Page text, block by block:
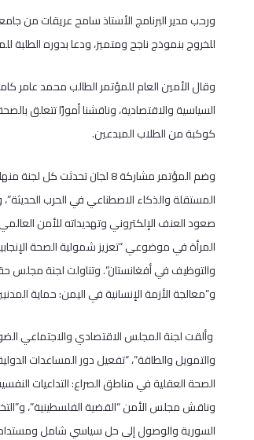
ورحب مدير البرنامج الأستاذ سامح عريقات من
للخروج بنموذج ناجح ومتميز، ودعا بدوره
وقال الأمين العام للمؤتمر الطالب محمد عامر
السياسية والاقتصادية، وناقشنا أمورًا تتعلق
كوكبة من الطلاب المبدعين.
وضم المؤتمر مشاركة 8 لجان
المستقلة والذكاء الاصطناعي في الحرب
صعود العنف الإلكتروني وتهديداته للأمن
المرأة في موضوعي “تعزيز شمولية الصحة
والتوظيف في أفغانستان”. وتناولت لجنة مجلس
و”معالجة الأزمة الإنسانية في اليمن: حماية
وألقت لجنة المجلس الاقتصادي والاجتماعي
والتمويل والطاقة”، “تفعيل دور المساعدات
الصحة العقلية في مناطق الصراع: التداعيات
وناقش مجلس الأمن “القضية الفلسطينية”،
السورية والوصول إلى حل سياسي شامل